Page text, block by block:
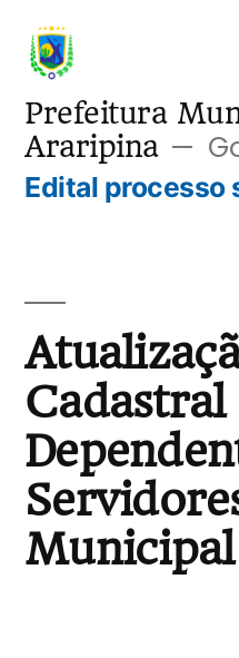
Pular
para
conteúdo
Prefeitura
Araripina
Edital processo
Cadastral
Municipal